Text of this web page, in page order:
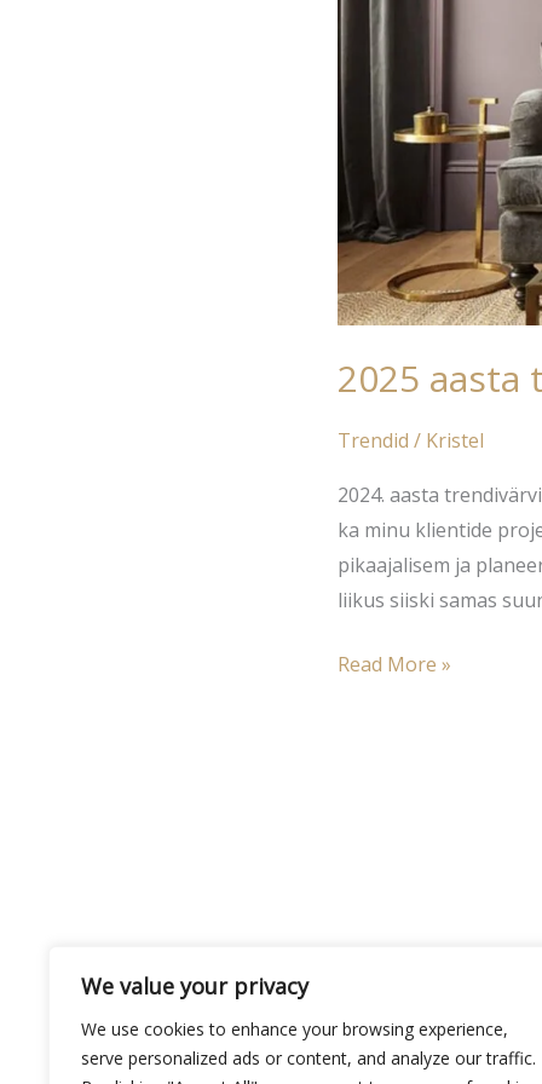
We value your privacy
We use cookies to enhance your browsing experience,
serve personalized ads or content, and analyze our traffic.
2025 aasta
Trendid / Kristel
2024. aasta
ka minu klientide
pikaajalisem ja
liikus siiski samas
Read More »